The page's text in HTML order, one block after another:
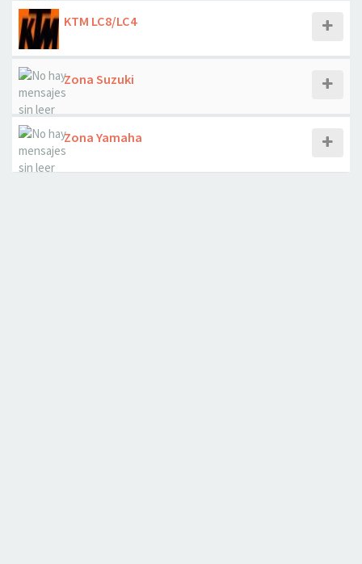
KTM LC8/LC4
Zona Suzuki
Zona Yamaha